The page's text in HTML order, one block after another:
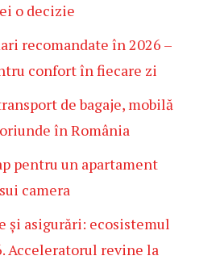
o decizie
recomandate în 2026 –
confort în fiecare zi
de bagaje, mobilă
în România
pentru un apartament
camera
și asigurări: ecosistemul
Acceleratorul revine la